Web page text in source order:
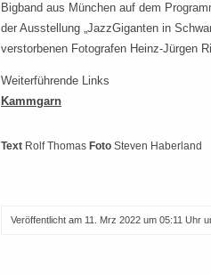
Bigband aus München auf dem
der Ausstellung „JazzGiganten in
verstorbenen Fotografen Heinz-Jürgen
Weiterführende Links
Kammgarn
Text Rolf Thomas Foto Steven Haberland
Veröffentlicht am 11. Mrz 2022 um 05:11 Uhr